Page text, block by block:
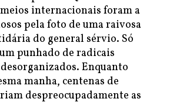
internacionais foram a
pela foto de uma raivosa
do general sérvio. Só
punhado de radicais
Enquanto
manha, centenas de
despreocupadamente as